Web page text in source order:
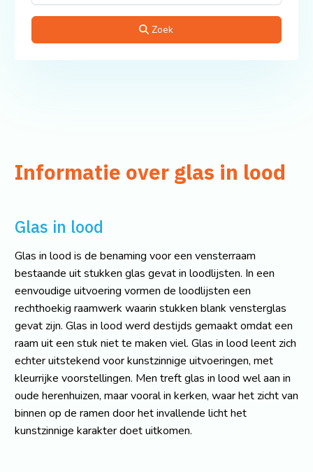
Zoek
Informatie over glas in lood
Glas in lood
Glas in lood is de benaming voor een vensterraam
bestaande uit stukken glas gevat in loodlijsten. In een
eenvoudige uitvoering vormen de loodlijsten een
rechthoekig raamwerk waarin stukken blank vensterglas
gevat zijn. Glas in lood werd destijds gemaakt omdat een
raam uit een stuk niet te maken viel. Glas in lood leent zich
echter uitstekend voor kunstzinnige uitvoeringen, met
kleurrijke voorstellingen. Men treft glas in lood wel aan in
oude herenhuizen, maar vooral in kerken, waar het zicht van
binnen op de ramen door het invallende licht het
kunstzinnige karakter doet uitkomen.